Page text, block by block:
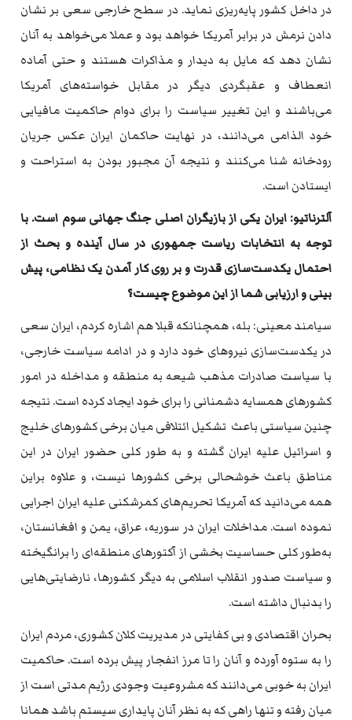
در داخل کشور پایه‌ریزی نماید. در سطح خارجی سعی بر نشان
دادن نرمش در برابر آمریکا خواهد بود و عملا می‌خواهد به‌ آنان
نشان دهد که‌ مایل به‌ دیدار و مذاکرات هستند و حتی آماده‌
انعطاف و عقبگردی دیگر در مقابل خواسته‌های آمریکا
می‌باشند و این تغییر سیاست را برای دوام حاکمیت مافیایی
خود الذامی می‌دانند، در نهایت حاکمان ایران عکس جریان
رودخانه‌ شنا می‌کنند و نتیجه‌ آن مجبور بودن به‌ استراحت و
ایستادن است.
آلترناتیو: ایران یکی از بازیگران اصلی جنگ جهانی سوم است. با
توجه‌ به‌ انتخابات ریاست جمهوری در سال آینده و بحث از
احتمال یکدست‌سازی قدرت و بر روی کار آمدن یک نظامی، پیش
بینی و ارزیابی شما از این موضوع چیست؟
سیامند معینی: بله‌، همچنانکه‌ قبلا هم اشاره‌ کردم، ایران سعی
در یکدست‌سازی نیروهای خود دارد و در ادامه‌ سیاست خارجی،
با سیاست صادرات مذهب شیعه‌ به‌ منطقه‌ و مداخله‌ در امور
کشورهای همسایه‌ دشمنانی را برای خود ایجاد کرده است. نتیجه‌
چنین سیاستی باعث تشکیل ائتلافی میان برخی کشورهای خلیج
و اسرائیل علیه‌ ایران گشته و به‌ طور کلی حضور ایران در این
مناطق باعث خوشحالی برخی کشورها نیست، و علاوه براین
همه‌ می‌دانید که‌ آمریکا تحریم‌های کمرشکنی علیه‌ ایران اجرایی
نموده‌ است. مداخلات ایران در سوریه‌، عراق، یمن و افغانستان،
به‌‌طور کلی حساسیت بخشی از آکتورهای منطقه‌ای را برانگیخته‌
و سیاست صدور انقلاب اسلامی به‌ دیگر کشورها، نارضایتی‌هایی
را بدنبال داشته‌ است.
بحران اقتصادی و بی کفایتی در مدیریت کلان کشوری، مردم ایران
را به‌ ستوه‌ آورده‌ و آنان را تا مرز انفجار پیش برده‌ است. حاکمیت
ایران به‌ خوبی می‌دانند که‌ مشروعیت وجودی رژیم مدتی است از
میان رفته‌ و تنها راهی که‌ به‌ نظر آنان پایداری سیستم باشد همانا